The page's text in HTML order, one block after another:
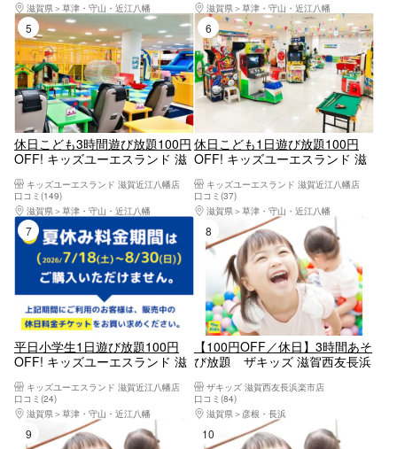
滋賀県
草津・守山・近江八幡
滋賀県
草津・守山・近江八幡
5位
休日こども3時間遊び放題100円
OFF! キッズユーエスランド 滋
キッズユーエスランド 滋賀近江八幡店
口コミ(149)
滋賀県
草津・守山・近江八幡
6位
休日こども1日遊び放題100円
OFF! キッズユーエスランド 滋
キッズユーエスランド 滋賀近江八幡店
口コミ(37)
滋賀県
草津・守山・近江八幡
7位
平日小学生1日遊び放題100円
OFF! キッズユーエスランド 滋
キッズユーエスランド 滋賀近江八幡店
口コミ(24)
滋賀県
草津・守山・近江八幡
8位
【100円OFF／休日】3時間あそ
び放題 ザキッズ 滋賀西友長浜
ザキッズ 滋賀西友長浜楽市店
口コミ(84)
滋賀県
彦根・長浜
9位 10位